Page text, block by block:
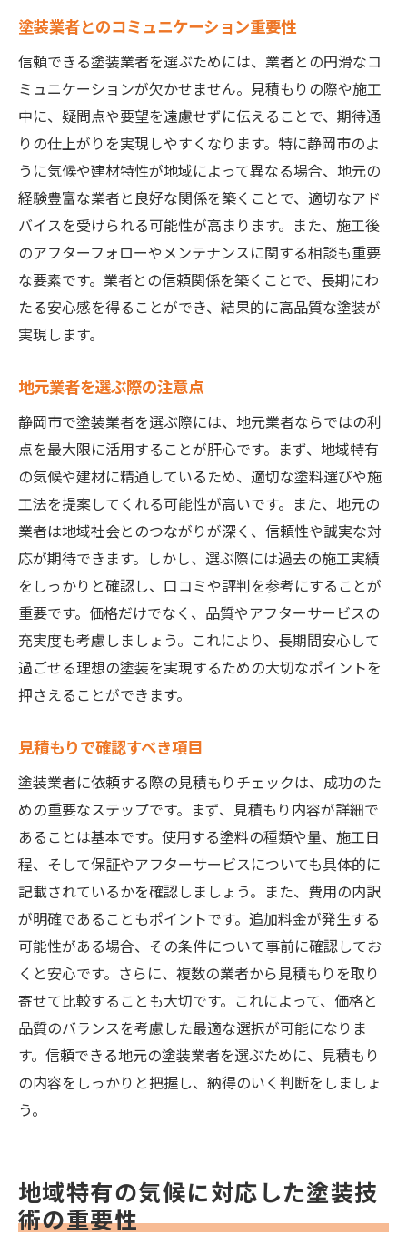
塗装業者とのコミュニケーション重要性
信頼できる塗装業者を選ぶためには、業者との円滑なコ
ミュニケーションが欠かせません。見積もりの際や施工
中に、疑問点や要望を遠慮せずに伝えることで、期待通
りの仕上がりを実現しやすくなります。特に静岡市のよ
うに気候や建材特性が地域によって異なる場合、地元の
経験豊富な業者と良好な関係を築くことで、適切なアド
バイスを受けられる可能性が高まります。また、施工後
のアフターフォローやメンテナンスに関する相談も重要
な要素です。業者との信頼関係を築くことで、長期にわ
たる安心感を得ることができ、結果的に高品質な塗装が
実現します。
地元業者を選ぶ際の注意点
静岡市で塗装業者を選ぶ際には、地元業者ならではの利
点を最大限に活用することが肝心です。まず、地域特有
の気候や建材に精通しているため、適切な塗料選びや施
工法を提案してくれる可能性が高いです。また、地元の
業者は地域社会とのつながりが深く、信頼性や誠実な対
応が期待できます。しかし、選ぶ際には過去の施工実績
をしっかりと確認し、口コミや評判を参考にすることが
重要です。価格だけでなく、品質やアフターサービスの
充実度も考慮しましょう。これにより、長期間安心して
過ごせる理想の塗装を実現するための大切なポイントを
押さえることができます。
見積もりで確認すべき項目
塗装業者に依頼する際の見積もりチェックは、成功のた
めの重要なステップです。まず、見積もり内容が詳細で
あることは基本です。使用する塗料の種類や量、施工日
程、そして保証やアフターサービスについても具体的に
記載されているかを確認しましょう。また、費用の内訳
が明確であることもポイントです。追加料金が発生する
可能性がある場合、その条件について事前に確認してお
くと安心です。さらに、複数の業者から見積もりを取り
寄せて比較することも大切です。これによって、価格と
品質のバランスを考慮した最適な選択が可能になりま
す。信頼できる地元の塗装業者を選ぶために、見積もり
の内容をしっかりと把握し、納得のいく判断をしましょ
う。
地域特有の気候に対応した塗装技
術の重要性